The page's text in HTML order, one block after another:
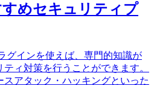
すめセキュリティプ
グインを使えば、専門的知識が
ィ対策を行うことができます。
アタック・ハッキングといった